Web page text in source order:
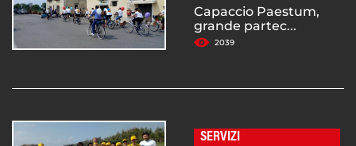
Capaccio Paestum,
grande partec...
2039
SERVIZI